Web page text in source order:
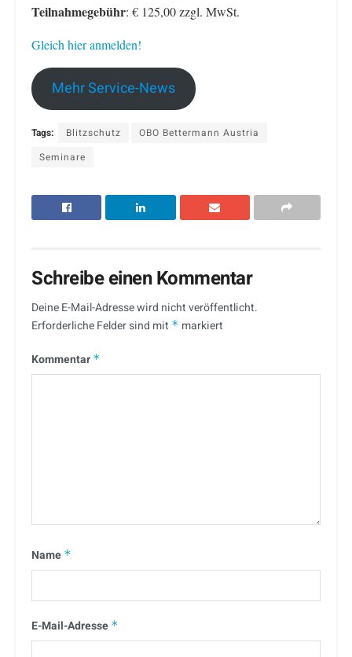
Teilnahmegebühr: € 125,00 zzgl. MwSt.
Gleich hier anmelden!
Mehr Service-News
Tags: Blitzschutz
OBO Bettermann Austria
Seminare
Schreibe einen Kommentar
Deine E-Mail-Adresse wird nicht veröffentlicht.
Erforderliche Felder sind mit * markiert
Kommentar *
Name *
E-Mail-Adresse *